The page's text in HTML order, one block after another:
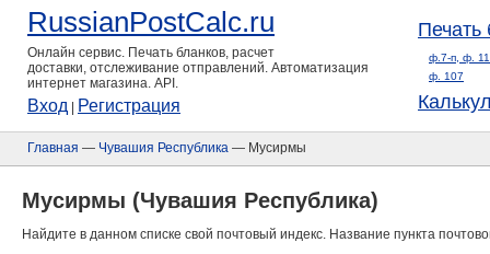
RussianPostCalc.ru
Онлайн сервис. Печать бланков, расчет
доставки, отслеживание отправлений. Автоматизация
интернет магазина. API.
Вход Регистрация
Печать
ф.7-п, ф.
ф. 107
Главная — Чувашия Республика — Мусирмы
Мусирмы (Чувашия Республика)
Найдите в данном списке свой почтовый индекс. Название пункта